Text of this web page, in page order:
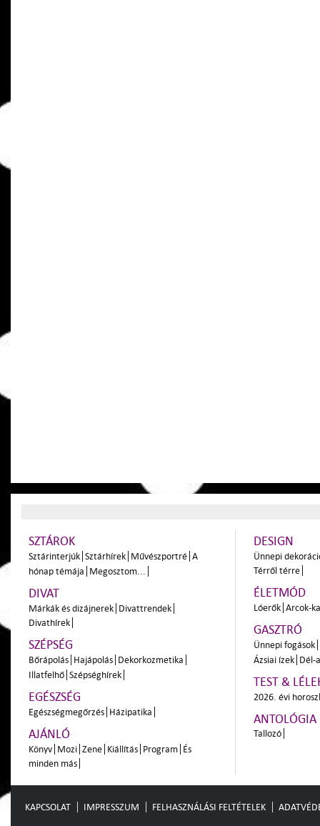
SZTÁROK
Sztárinterjúk Sztárhírek Művészportré A
hónap témája Megosztom...
DIVAT
Márkák és dizájnerek Divattrendek
Divathírek
SZÉPSÉG
Bőrápolás Hajápolás Dekorkozmetika
Illatfelhő Szépséghírek
EGÉSZSÉG
Egészségmegőrzés Házipatika
AJÁNLÓ
Könyv Mozi Zene Kiállítás Program És
minden más
DESIGN
Ünnepi
Térről térre
ÉLETMÓD
Lóerők Arcok-
GASZTRÓ
Ünnepi fogások
Ázsiai ízek Dél-
TEST &
2026. évi
ANTOLÓGIA
Tallozó
KAPCSOLAT IMPRESSZUM FELHASZNÁLÁSI FELTÉTELEK